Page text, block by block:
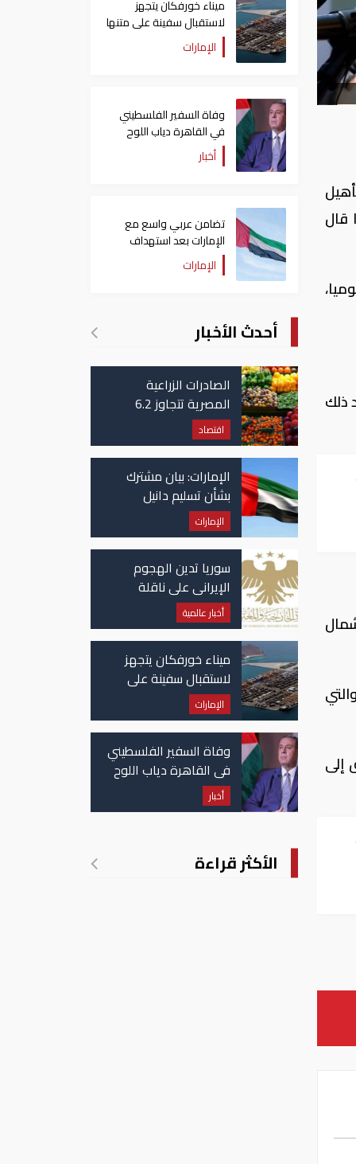
تأهيل
في عام 2015، حسبما قال
بعد ذلك
إلى
ميناء خورفكان يتجهز
لاستقبال سفينة على متنها
6068 سيارة صينيةالإمارات
وفاة السفير الفلسطيني
في القاهرة دياب اللوح
أخبار
تضامن عربي واسع مع
الإمارات بعد استهداف
ناقلة في مضيق هرمز
الإمارات
أحدث الأخبار
الصادرات الزراعية
المصرية تتجاوز 6.2
مليون طن حتى الآن
اقتصاد
الإمارات: بيان مشترك
بشأن تسليم دانيل
كينيهان إلى السلطات
الإيرلندية
الإمارات
سوريا تدين الهجوم
الإيراني على ناقلة
"أدنوك" في مضيق هرمز
أخبار عالمية
ميناء خورفكان يتجهز
لاستقبال سفينة على
متنها 6068 سيارة صينية
الإمارات
وفاة السفير الفلسطيني
في القاهرة دياب اللوح
أخبار
الأكثر قراءة